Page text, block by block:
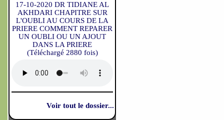
17-10-2020 DR TIDIANE AL
AKHDARI CHAPITRE SUR
L'OUBLI AU COURS DE LA
PRIERE COMMENT REPARER
UN OUBLI OU UN AJOUT
DANS LA PRIERE
(Téléchargé 2880 fois)
Voir tout le dossier...